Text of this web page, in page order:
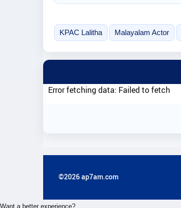
KPAC Lalitha Malayalam Actor
Error fetching data: Failed to fetch
©2026 ap7am.com
Want a better experience?